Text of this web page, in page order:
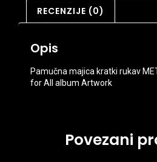
RECENZIJE (0)
Opis
Pamučna majica kratki rukav
for All album Artwork
Povezani